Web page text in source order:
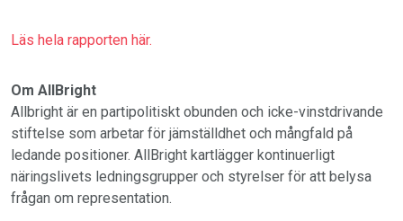
Läs hela rapporten här.
Om AllBright
Allbright är en partipolitiskt obunden och icke-vinstdrivande
stiftelse som arbetar för jämställdhet och mångfald på
ledande positioner. AllBright kartlägger kontinuerligt
näringslivets ledningsgrupper och styrelser för att belysa
frågan om representation.